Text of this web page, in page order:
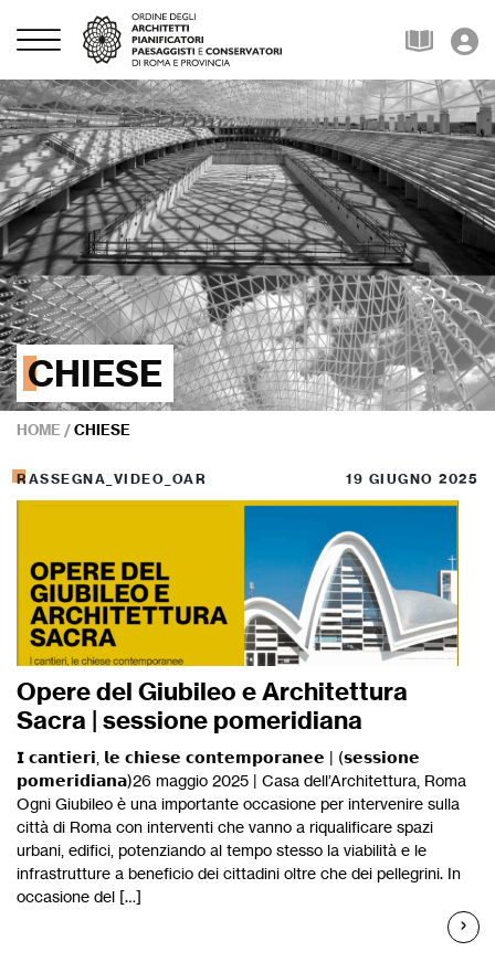
CHIESE
HOME /CHIESE
RASSEGNA_VIDEO_OAR 19 GIUGNO 2025
Opere del Giubileo e Architettura
Sacra | sessione pomeridiana
𝗜 𝗰𝗮𝗻𝘁𝗶𝗲𝗿𝗶, 𝗹𝗲 𝗰𝗵𝗶𝗲𝘀𝗲 𝗰𝗼𝗻𝘁𝗲𝗺𝗽𝗼𝗿𝗮𝗻𝗲𝗲 | (𝘀𝗲𝘀𝘀𝗶𝗼𝗻𝗲
𝗽𝗼𝗺𝗲𝗿𝗶𝗱𝗶𝗮𝗻𝗮)26 maggio 2025 | Casa dell’Architettura, Roma
Ogni Giubileo è una importante occasione per intervenire sulla
città di Roma con interventi che vanno a riqualificare spazi
urbani, edifici, potenziando al tempo stesso la viabilità e le
infrastrutture a beneficio dei cittadini oltre che dei pellegrini. In
occasione del […]